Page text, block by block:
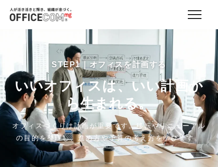
STEP1｜オフィスを計画する
いいオフィスは、いい計画か
ら生まれる。
オフィスづくりは計画が重要です。移転やリニューアル
の目的を整理し、進め方や予算の考え方を学びます。